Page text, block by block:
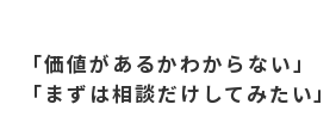
「価値があるかわからない」
「まずは相談だけしてみたい」